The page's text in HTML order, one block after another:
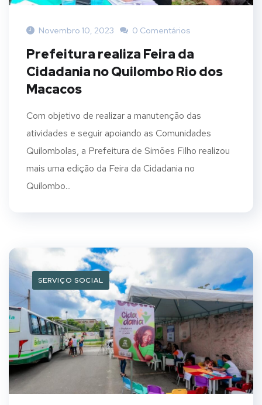
Novembro 10, 2023 0 Comentários
Prefeitura realiza Feira da
Cidadania no Quilombo Rio dos
Macacos
Com objetivo de realizar a manutenção das
atividades e seguir apoiando as Comunidades
Quilombolas, a Prefeitura de Simões Filho realizou
mais uma edição da Feira da Cidadania no
Quilombo...
SERVIÇO SOCIAL